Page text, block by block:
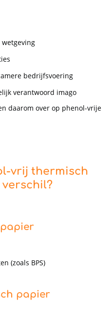
wetgeving
bedrijfsvoering
verantwoord imago
daarom over op phenol-vrije
vrij thermisch
(zoals BPS)
papier